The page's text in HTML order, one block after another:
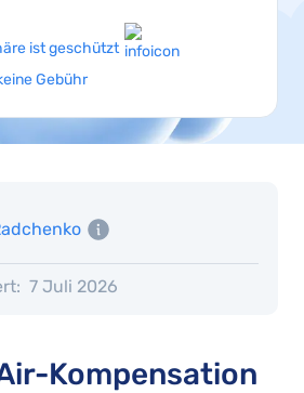
ist geschützt
Gebühr
7 Juli 2026
Kompensation